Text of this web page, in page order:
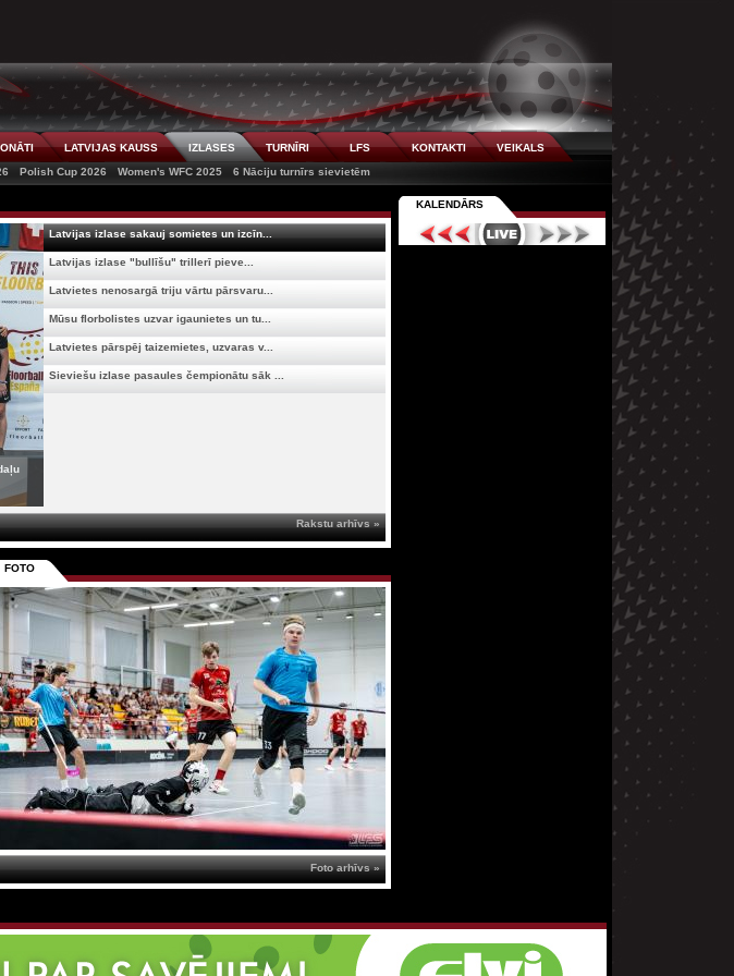
LATVIJAS KAUSS IZLASES TURNĪRI LFS KONTAKTI
VEIKALS
Polish Cup 2026 Women's WFC 2025 6 Nāciju turnīrs sievietēm
Latvijas izlase sakauj somietes un izcīn...
Latvijas izlase "bullīšu" trillerī pieve...
Latvietes nenosargā triju vārtu pārsvaru...
Mūsu florbolistes uzvar igaunietes un tu...
Latvietes pārspēj taizemietes, uzvaras v...
Sieviešu izlase pasaules čempionātu sāk ...
Rakstu arhīvs »
FOTO
Foto arhīvs »
KALENDĀRS